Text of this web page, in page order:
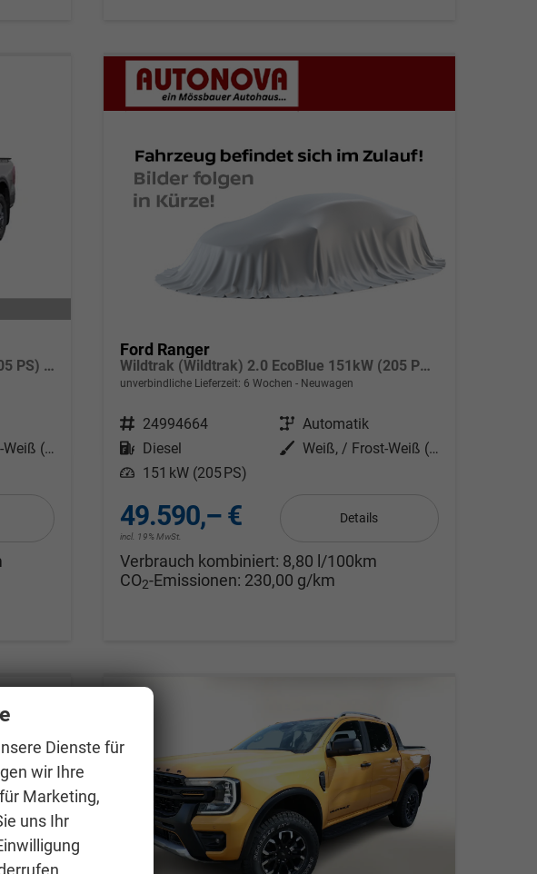
Tremor (Tremor) 2.0 EcoBlue 151kW (205 PS) 10-Stufen Automatikgetriebe 4WD
Weiß, / Frost-Weiß (000ZH0)
Ford Ranger
Wildtrak (Wildtrak) 2.0 EcoBlue 151kW (205 PS) 10-Stufen Automatikgetriebe 4WD
unverbindliche Lieferzeit: 6 Wochen Neuwagen
Fahrzeugnr. 24994664 Getriebe Automatik
Kraftstoff Diesel Außenfarbe
Weiß, / Frost-Weiß (000ZH0)
Leistung 151 kW (205 PS)
49.590,– €
incl. 19% MwSt.
Details
Verbrauch kombiniert: 8,80 l/100km
CO2-Emissionen: 230,00 g/km
Dienste für
wir Ihre
Marketing,
uns Ihr